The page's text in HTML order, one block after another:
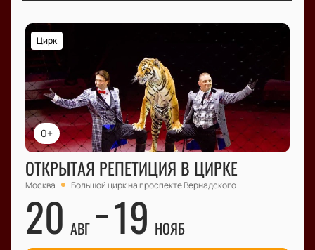
0+
Цирк
ОТКРЫТАЯ РЕПЕТИЦИЯ В ЦИРКЕ
Москва Большой цирк на проспекте Вернадского
20 АВГ 19 НОЯБ